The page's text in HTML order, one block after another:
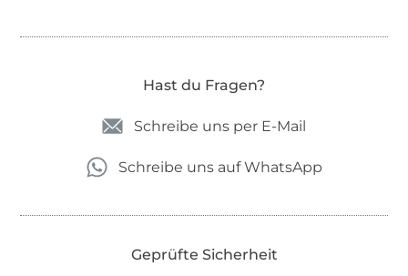
Hast du Fragen?
Schreibe uns per E-Mail
Schreibe uns auf WhatsApp
Geprüfte Sicherheit